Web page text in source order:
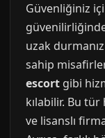
Güvenliğiniz
uzak
sahip
escort gibi
kılabilir. Bu
ve lisanslı